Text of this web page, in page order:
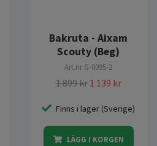
Bakruta - Aixam
Scouty (Beg)
Art.nr G-0095-2
1 899 kr 1 139 kr
Finns i lager (Sverige)
LÄGG I KORGEN